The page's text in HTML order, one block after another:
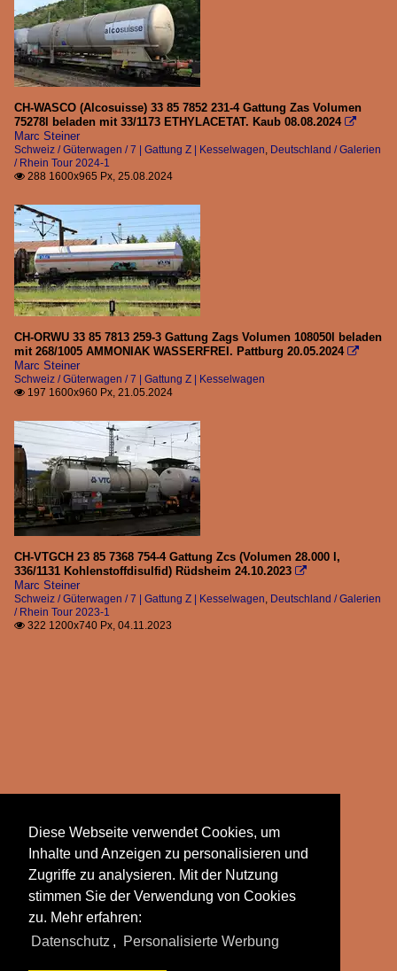
CH-WASCO (Alcosuisse) 33 85 7852 231-4 Gattung Zas Volumen
75278l beladen mit 33/1173 ETHYLACETAT. Kaub 08.08.2024 
Marc Steiner
Schweiz / Güterwagen / 7 | Gattung Z | Kesselwagen, Deutschland / Galerien
/ Rhein Tour 2024-1
 288 1600x965 Px, 25.08.2024
CH-ORWU 33 85 7813 259-3 Gattung Zags Volumen 108050l beladen
mit 268/1005 AMMONIAK WASSERFREI. Pattburg 20.05.2024 
Marc Steiner
Schweiz / Güterwagen / 7 | Gattung Z | Kesselwagen
 197 1600x960 Px, 21.05.2024
CH-VTGCH 23 85 7368 754-4 Gattung Zcs (Volumen 28.000 l,
336/1131 Kohlenstoffdisulfid) Rüdsheim 24.10.2023 
Marc Steiner
Schweiz / Güterwagen / 7 | Gattung Z | Kesselwagen, Deutschland / Galerien
/ Rhein Tour 2023-1
 322 1200x740 Px, 04.11.2023
Diese Webseite verwendet Cookies, um
Inhalte und Anzeigen zu personalisieren und
Zugriffe zu analysieren. Mit der Nutzung
stimmen Sie der Verwendung von Cookies
zu. Mehr erfahren:
Datenschutz , Personalisierte Werbung